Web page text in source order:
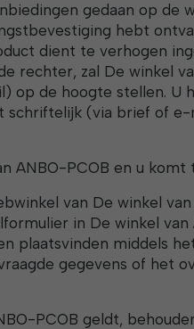
gedaan op de
hebt
dient te verhogen
rechter, zal De winkel
op de hoogte stellen. U
(via brief of e-
ANBO-PCOB en u
van De winkel
in De winkel van
plaatsvinden middels
gegevens of het
PCOB geldt,